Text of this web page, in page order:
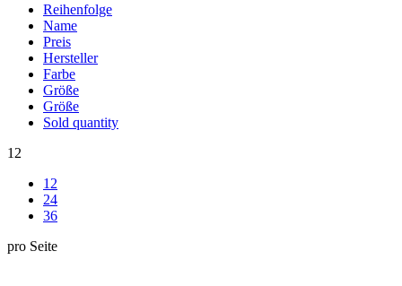
Reihenfolge
Name
Preis
Hersteller
Farbe
Größe
Größe
Sold quantity
12
12
24
36
pro Seite